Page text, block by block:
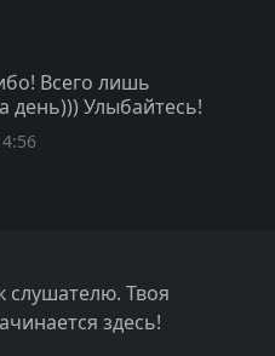
Всего лишь
день))) Улыбайтесь!
слушателю. Твоя
здесь!